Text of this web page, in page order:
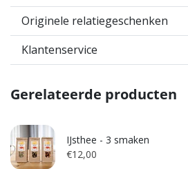
Originele relatiegeschenken
Klantenservice
Gerelateerde producten
IJsthee - 3 smaken
€12,00